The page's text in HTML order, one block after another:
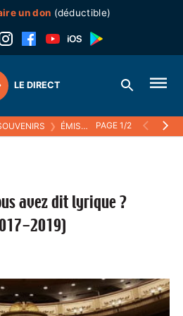
un don (déductible)
LE DIRECT
❯ ÉMISSIONS MUSICALES (SOUVENIRS) PAGE 1/2
avez dit lyrique ?
2019)